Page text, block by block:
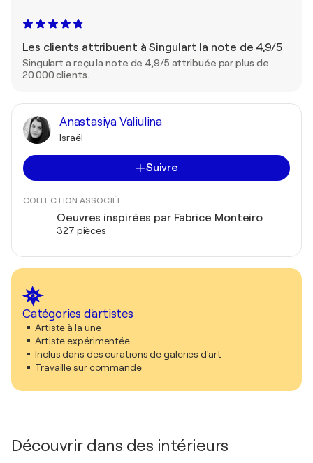
Les clients attribuent à Singulart la note de 4,9/5
Singulart a reçu la note de 4,9/5 attribuée par plus de
20 000 clients.
Anastasiya Valiulina
Israël
Suivre
COLLECTION ASSOCIÉE
Oeuvres inspirées par Fabrice Monteiro
327 pièces
Catégories d'artistes
Artiste à la une
Artiste expérimentée
Inclus dans des curations de galeries d'art
Travaille sur commande
Découvrir dans des intérieurs